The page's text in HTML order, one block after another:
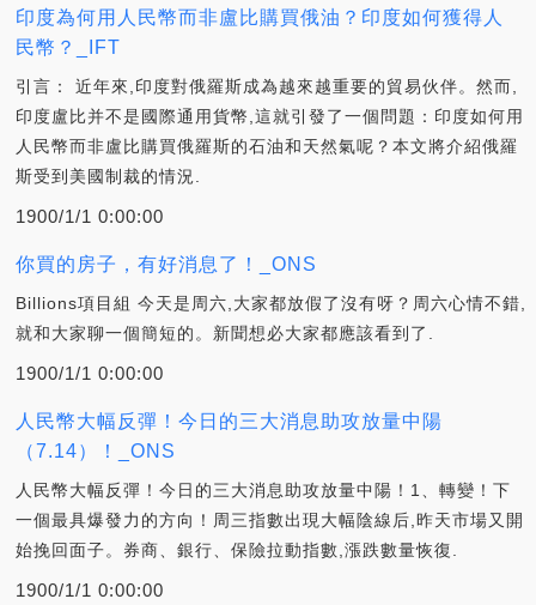
印度為何用人民幣而非盧比購買俄油？印度如何獲得人
民幣？_IFT
引言： 近年來,印度對俄羅斯成為越來越重要的貿易伙伴。然而,
印度盧比并不是國際通用貨幣,這就引發了一個問題：印度如何用
人民幣而非盧比購買俄羅斯的石油和天然氣呢？本文將介紹俄羅
斯受到美國制裁的情況.
1900/1/1 0:00:00
你買的房子，有好消息了！_ONS
Billions項目組 今天是周六,大家都放假了沒有呀？周六心情不錯,
就和大家聊一個簡短的。新聞想必大家都應該看到了.
1900/1/1 0:00:00
人民幣大幅反彈！今日的三大消息助攻放量中陽
（7.14）！_ONS
人民幣大幅反彈！今日的三大消息助攻放量中陽！1、轉變！下
一個最具爆發力的方向！周三指數出現大幅陰線后,昨天市場又開
始挽回面子。券商、銀行、保險拉動指數,漲跌數量恢復.
1900/1/1 0:00:00